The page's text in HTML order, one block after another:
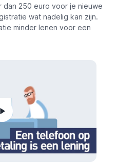
dan 250 euro voor je nieuwe
wat nadelig kan zijn.
minder lenen voor een